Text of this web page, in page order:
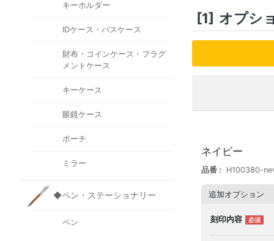
[1] オプシ
ネイビー
品番 H100380-
追加オプション
刻印内容
キーホルダー
IDケース・パスケース
財布・コインケース・フラグ
メントケース
キーケース
眼鏡ケース
ポーチ
ミラー
◆ペン・ステーショナリー
ペン